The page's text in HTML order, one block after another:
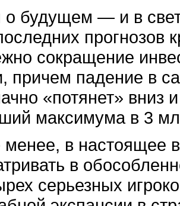
о будущем — и в
прогнозов
сокращение
причем падение в
«потянет» вниз
максимума в 3
менее, в настоящее
в
серьезных